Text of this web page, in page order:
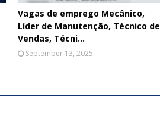
Vagas de emprego Mecânico,
Líder de Manutenção, Técnico de
Vendas, Técni...
September 13, 2025